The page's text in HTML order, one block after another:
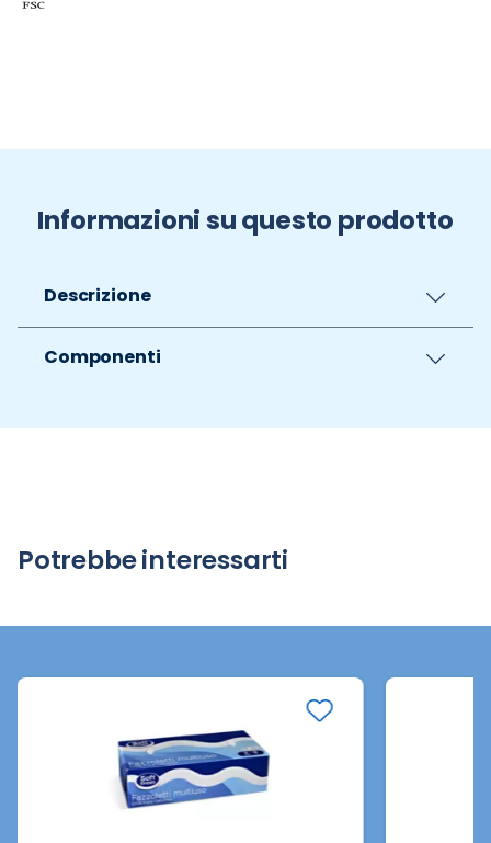
Informazioni su questo prodotto
Descrizione
Componenti
Potrebbe interessarti